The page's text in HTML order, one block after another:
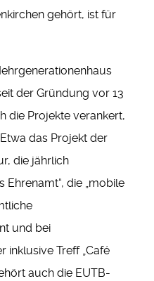
gehört, ist für
der Gründung vor 13
die Projekte verankert,
das Projekt der
die jährlich
Ehrenamt“, die „mobile
und bei
inklusive Treff „Café
auch die EUTB-